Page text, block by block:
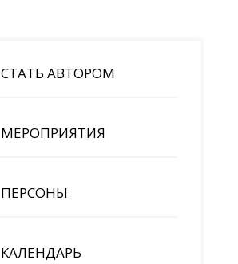
СТАТЬ АВТОРОМ
МЕРОПРИЯТИЯ
ПЕРСОНЫ
КАЛЕНДАРЬ